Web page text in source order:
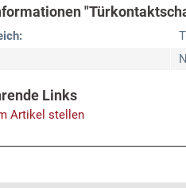
Links
Artikel stellen